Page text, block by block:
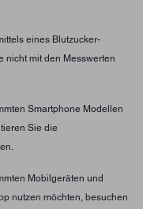
eines Blutzucker-
nicht mit den Messwerten
Smartphone Modellen
Sie die
Mobilgeräten und
nutzen möchten, besuchen